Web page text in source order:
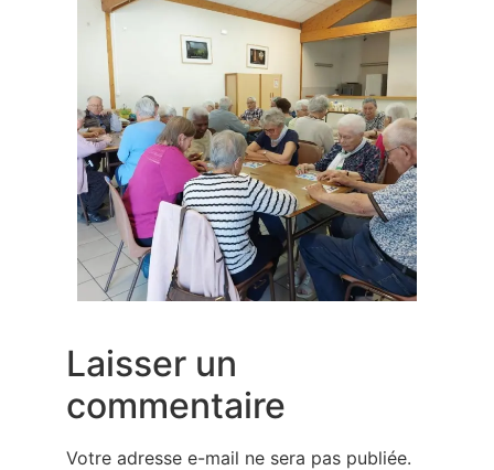
Laisser un
commentaire
Votre adresse e-mail ne sera pas publiée.